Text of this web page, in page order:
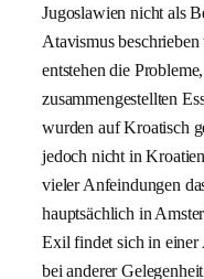
Jugoslawien nicht als
Atavismus
entstehen die
zusammengestellten
wurden auf Kroatisch
jedoch nicht in
vieler Anfeindungen
hauptsächlich in
Exil findet sich in einer
bei anderer